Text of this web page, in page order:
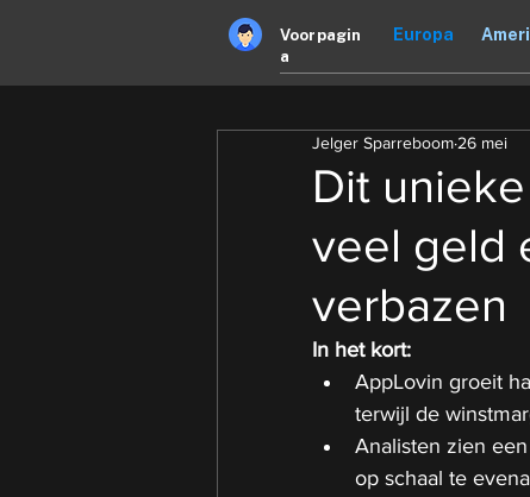
Voorpagin
a
Europa
Dit
veel geld
verbazen
Jelger Sparreboom 26 mei
In het kort:
AppLovin groeit
terwijl de
Analisten zien
op schaal te